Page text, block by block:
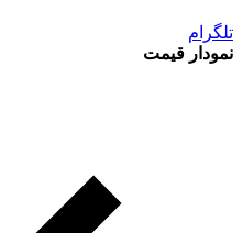
تلگرام
نمودار قیمت